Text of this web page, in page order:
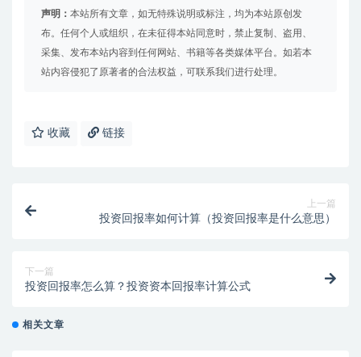
声明： 本站所有文章，如无特殊说明或标注，均为本站原创发
布。任何个人或组织，在未征得本站同意时，禁止复制、盗用、
采集、发布本站内容到任何网站、书籍等各类媒体平台。如若本
站内容侵犯了原著者的合法权益，可联系我们进行处理。
收藏 链接
上一篇
投资回报率如何计算（投资回报率是什么意思）
下一篇
投资回报率怎么算？投资资本回报率计算公式
相关文章